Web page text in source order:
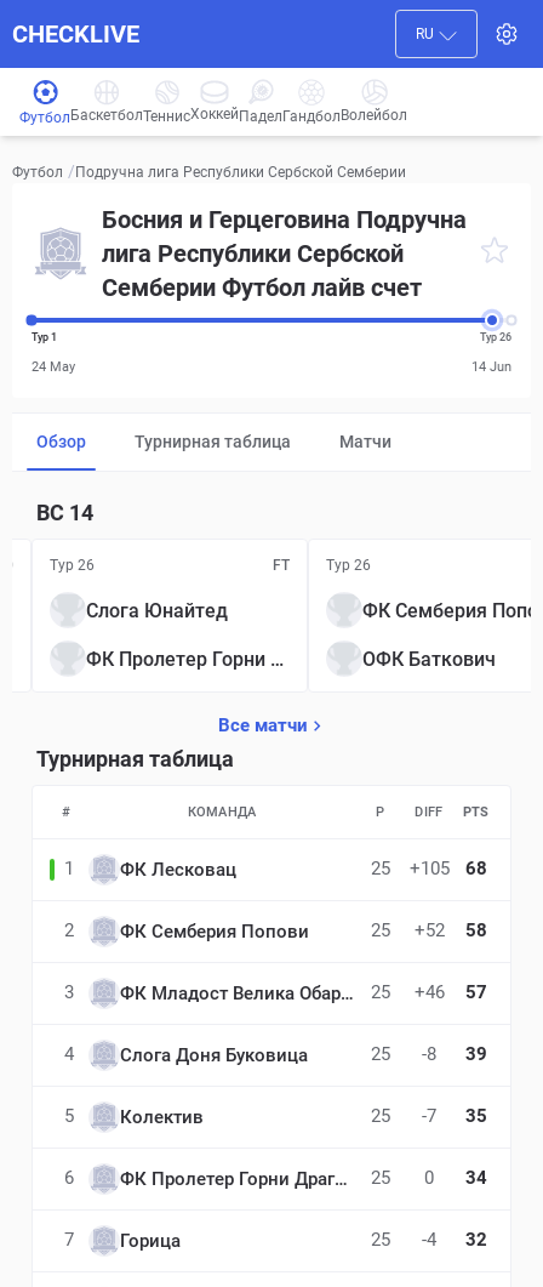
CHECKLIVE RU
Футбол БаскетболТеннисХоккей ПаделГандбол Волейбол
Футбол /Подручна лига Республики Сербской Семберии
Босния и Герцеговина Подручна
лига Республики Сербской
Семберии Футбол лайв счет
Тур 1 Тур 26
24 May 14 Jun
Обзор Турнирная таблица Матчи
ВС 14
Тур 26 FT
Слога Юнайтед
ФК Пролетер Горни Драгалевац
Тур 26
ФК Семберия
ОФК Баткович
Все матчи
Турнирная таблица
# КОМАНДА P DIFF PTS
1 ФК Лесковац 25 +105 68
2 ФК Семберия Попови 25 +52 58
3 ФК Младост Велика Обарска 25 +46 57
4 Слога Доня Буковица 25 -8 39
5 Колектив 25 -7 35
6 ФК Пролетер Горни Драгалевац 25 0 34
7 Горица 25 -4 32